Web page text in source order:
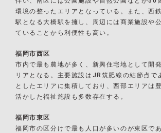
環境の整ったエリアとなっている。また、西
駅となる大橋駅を擁し、周辺には商業施設や
ていることから利便性も高い。
福岡市西区
市内で最も農地が多く、新興住宅地として開
リアとなる。主要施設はJR筑肥線の結節点で
としたエリアに集積しており、西部エリアは
活かした福祉施設も多数存在する。
福岡市東区
福岡市の区分けで最も人口が多いのが東区で